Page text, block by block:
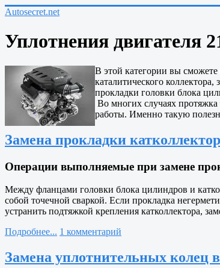
Autosecret.net
Уплотнения двигателя
В этой категории вы
каталитического
прокладки головки блока
Во многих случаях протяжка
работы. Именно такую
Замена прокладки
Операции выполняемые при замене
Между фланцами головки блока цилиндров и
собой точечной сваркой. Если прокладка
устранить подтяжкой крепления катколлектора,
Подробнее... 1 комментарий
Замена уплотнительных колец